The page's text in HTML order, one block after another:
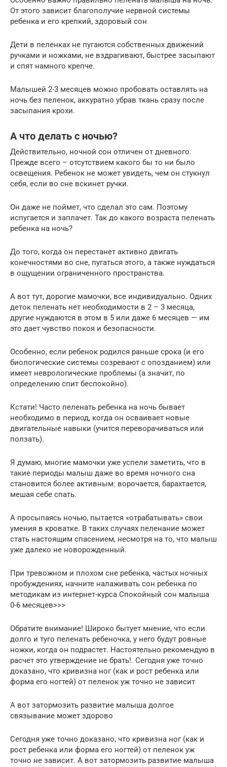
От этого зависит благополучие нервной системы
ребенка и его крепкий, здоровый сон
Дети в пеленках не пугаются собственных движений
ручками и ножками, не вздрагивают, быстрее засыпают
и спят намного крепче.
Малышей 2-3 месяцев можно пробовать оставлять на
ночь без пеленок, аккуратно убрав ткань сразу после
засыпания крохи.
А что делать с ночью?
Действительно, ночной сон отличен от дневного.
Прежде всего – отсутствием какого бы то ни было
освещения. Ребенок не может увидеть, чем он стукнул
себя, если во сне вскинет ручки.
Он даже не поймет, что сделал это сам. Поэтому
испугается и заплачет. Так до какого возраста пеленать
ребенка на ночь?
До того, когда он перестанет активно двигать
конечностями во сне, пугаться этого, а также нуждаться
в ощущении ограниченного пространства.
А вот тут, дорогие мамочки, все индивидуально. Одних
деток пеленать нет необходимости в 2 – 3 месяца,
другие нуждаются в этом в 5 или даже 6 месяцев — им
это дает чувство покоя и безопасности.
Особенно, если ребенок родился раньше срока (и его
биологические системы созревают с опозданием) или
имеет неврологические проблемы (а значит, по
определению спит беспокойно).
Кстати! Часто пеленать ребенка на ночь бывает
необходимо в период, когда он осваивает новые
двигательные навыки (учится переворачиваться или
ползать).
Я думаю, многие мамочки уже успели заметить, что в
такие периоды малыш даже во время ночного сна
становится более активным: ворочается, барахтается,
мешая себе спать.
А просыпаясь ночью, пытается «отрабатывать» свои
умения в кроватке. В таких случаях пеленание может
стать настоящим спасением, несмотря на то, что малыш
уже далеко не новорожденный.
При тревожном и плохом сне ребенка, частых ночных
пробуждениях, начните налаживать сон ребенка по
методикам из интернет-курса Спокойный сон малыша
0-6 месяцев>>>
Обратите внимание! Широко бытует мнение, что если
долго и туго пеленать ребеночка, у него будут ровные
ножки, когда он подрастет. Настоятельно рекомендую в
расчет это утверждение не брать!. Сегодня уже точно
доказано, что кривизна ног (как и рост ребенка или
форма его ногтей) от пеленок уж точно не зависит
А вот затормозить развитие малыша долгое
связывание может здорово
Сегодня уже точно доказано, что кривизна ног (как и
рост ребенка или форма его ногтей) от пеленок уж
точно не зависит. А вот затормозить развитие малыша